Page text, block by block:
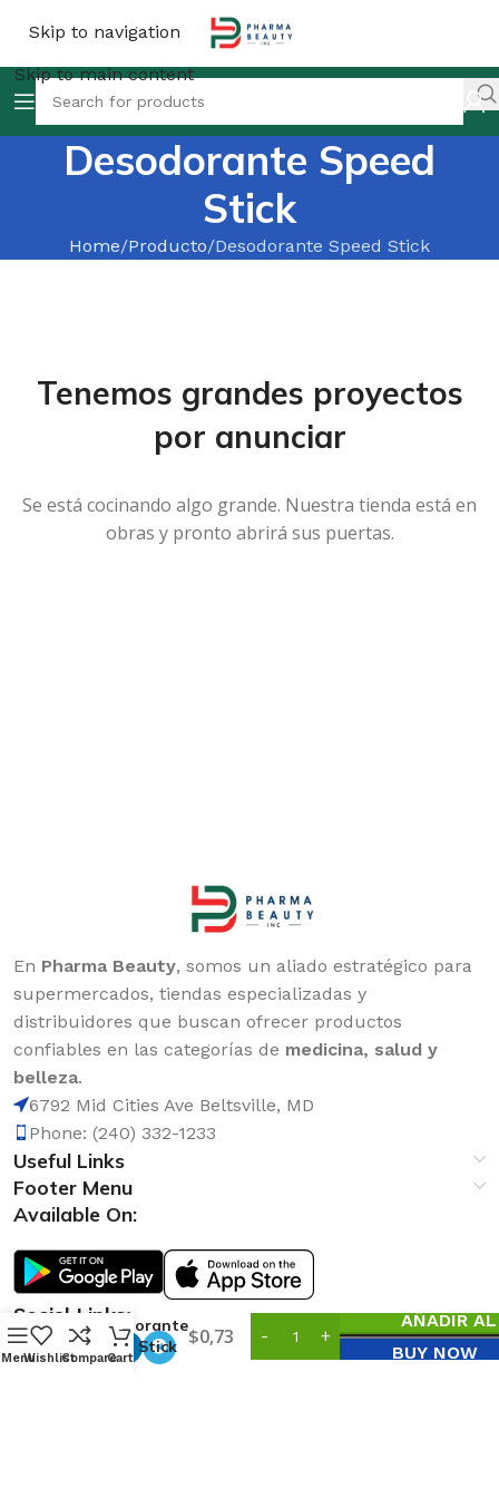
Skip to navigation
Skip to main content
Desodorante Speed
Stick
Home Producto Desodorante Speed Stick
Tenemos grandes proyectos
por anunciar
Se está cocinando algo grande. Nuestra tienda está en
obras y pronto abrirá sus puertas.
En Pharma Beauty, somos un aliado estratégico para
supermercados, tiendas especializadas y
distribuidores que buscan ofrecer productos
confiables en las categorías de medicina, salud y
belleza.
6792 Mid Cities Ave Beltsville, MD
Phone: (240) 332-1233
Useful Links
Footer Menu
Available On:
Social Links:Desodorante
Speed Stick
$0,73
AÑADIR
BUY NOW
MenuWishlistCompare
0
Cart